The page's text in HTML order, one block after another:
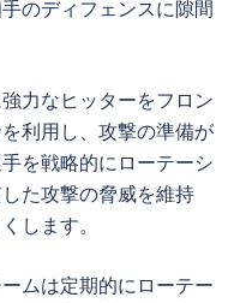
のディフェンスに隙間
力なヒッターをフロン
利用し、攻撃の準備が
を戦略的にローテーシ
た攻撃の脅威を維持
します。
ムは定期的にローテー